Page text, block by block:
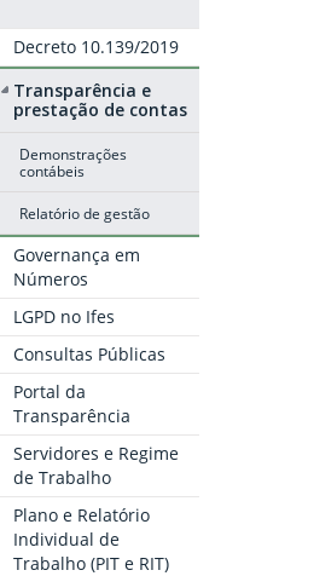
Decreto 10.139/2019
Transparência e
prestação de contas
Demonstrações
contábeis
Relatório de gestão
Governança em
Números
LGPD no Ifes
Consultas Públicas
Portal da
Transparência
Servidores e Regime
de Trabalho
Plano e Relatório
Individual de
Trabalho (PIT e RIT)